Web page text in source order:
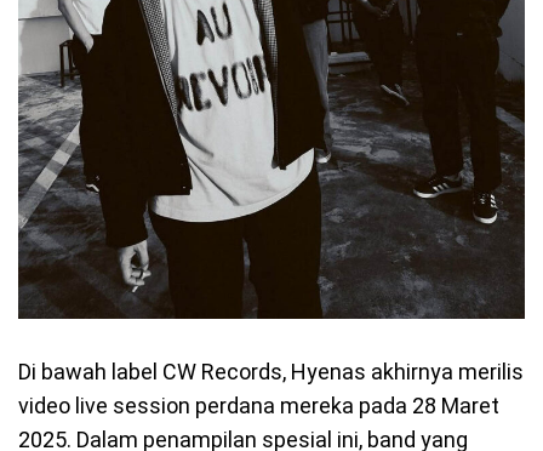
Di bawah label CW Records, Hyenas akhirnya merilis
video live session perdana mereka pada 28 Maret
2025. Dalam penampilan spesial ini, band yang